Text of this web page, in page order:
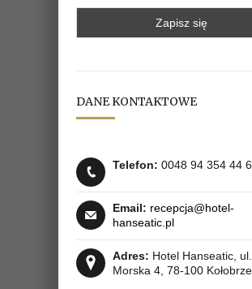
DANE KONTAKTOWE
Telefon: 0048 94 354 44
Email: recepcja@hotel-
hanseatic.pl
Adres: Hotel Hanseatic, ul.
Morska 4, 78­-100